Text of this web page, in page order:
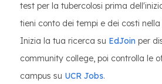
test per la tubercolosi prima
tieni conto dei tempi e dei costi
Inizia la tua ricerca su EdJoin per
community college, poi controlla le
campus su UCR Jobs.